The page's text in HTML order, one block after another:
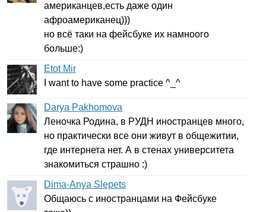
американцев,есть даже один
афроамериканец)))
но всё таки на фейсбуке их намноого
больше:)
Etot Mir
want to have some practice ^_^
Darya Pakhomova
Леночка Родина, в РУДН иностранцев много,
но практически все они живут в общежитии,
где интернета нет. А в стенах университета
знакомиться страшно :)
Dima-Anya Slepets
Общаюсь с иностранцами на Фейсбуке